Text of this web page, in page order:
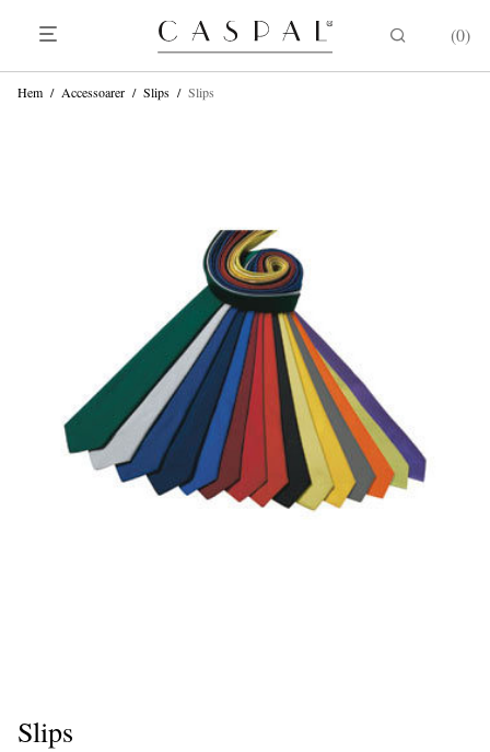
0
Hem / Accessoarer / Slips / Slips
Slips